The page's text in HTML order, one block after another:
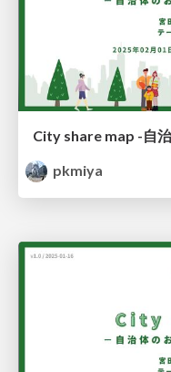
pkmiya